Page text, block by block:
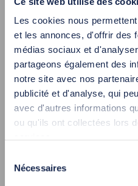
Les cookies nous
et les annonces, d'offrir des
médias sociaux et
partageons également des
notre site avec nos
publicité et d'analyse, qui
avec d'autres informations
ou qu'ils ont collectées lors
Nécessaires
Détails de
Adress:
ul.11 Listopada 11